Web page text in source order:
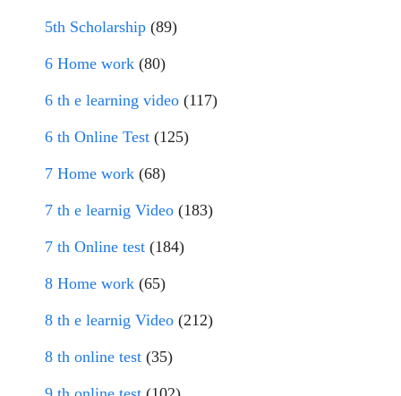
5th Scholarship (89)
6 Home work (80)
6 th e learning video (117)
6 th Online Test (125)
7 Home work (68)
7 th e learnig Video (183)
7 th Online test (184)
8 Home work (65)
8 th e learnig Video (212)
8 th online test (35)